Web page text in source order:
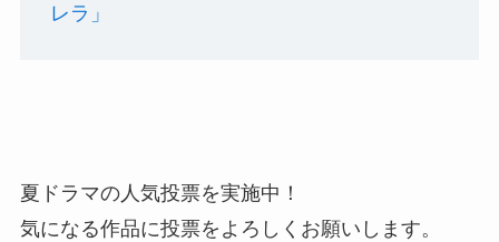
レラ」
夏ドラマの人気投票を実施中！
気になる作品に投票をよろしくお願いします。